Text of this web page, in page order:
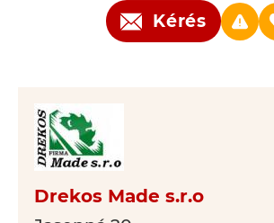
Kérés
Drekos Made s.r.o